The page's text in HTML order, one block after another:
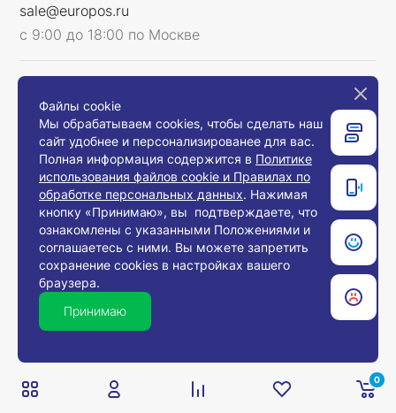
0
sale@europos.ru
с 9:00 до 18:00 по Москве
Связаться с нами
© 2008-2026, Компания «Европос Групп». Все
права защищены.
Все товары предназначены для продажи
юридическим лицам и индивидуальным
предпринимателям с целью использования в
хозяйственной деятельности.
Файлы cookie
Мы обрабатываем cookies, чтобы сделать наш
сайт удобнее и персонализированее для вас.
Полная информация содержится в Политике
использования файлов cookie и Правилах по
обработке персональных данных. Нажимая
кнопку «Принимаю», вы подтверждаете, что
ознакомлены с указанными Положениями и
соглашаетесь с ними. Вы можете запретить
сохранение cookies в настройках вашего
браузера.
Принимаю